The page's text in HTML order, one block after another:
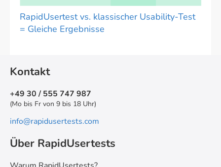
RapidUsertest vs. klassischer Usability-Test
= Gleiche Ergebnisse
Kontakt
+49 30 / 555 747 987
(Mo bis Fr von 9 bis 18 Uhr)
info@rapidusertests.com
Über RapidUsertests